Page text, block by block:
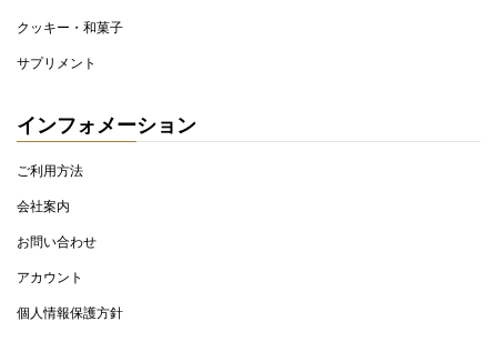
クッキー・和菓子
サプリメント
インフォメーション
ご利用方法
会社案内
お問い合わせ
アカウント
個人情報保護方針